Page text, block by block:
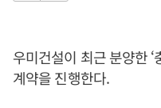
우미건설이 최근 분양한
계약을 진행한다.